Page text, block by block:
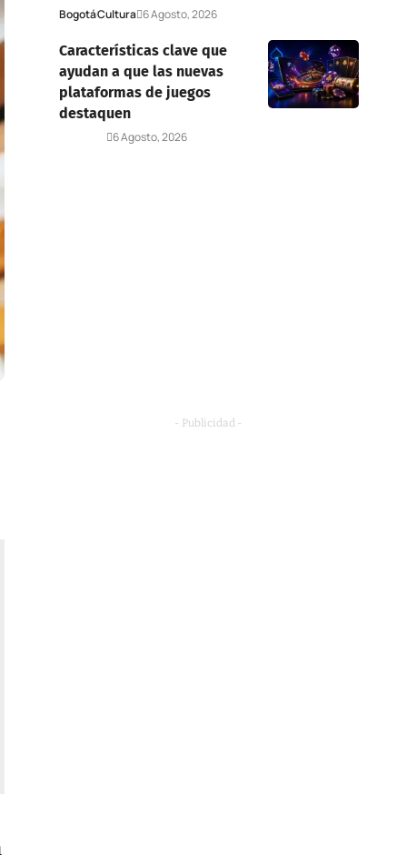
BogotáCultura 6 Agosto, 2026
Características clave que
ayudan a que las nuevas
plataformas de juegos
destaquen
6 Agosto, 2026
- Publicidad -